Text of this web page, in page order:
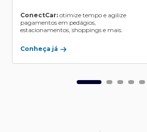
ConectCar: otimize tempo e agilize
pagamentos em pedágios,
estacionamentos, shoppings e mais.
Conheça já